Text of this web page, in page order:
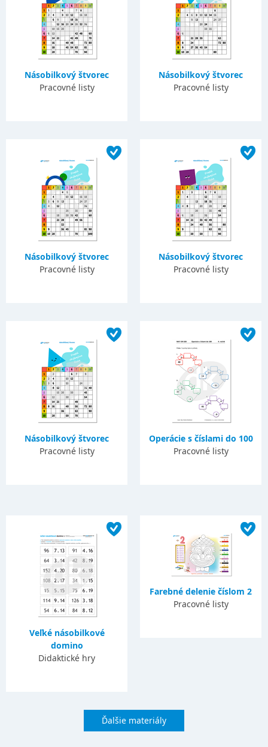
Násobilkový štvorec
Pracovné listy
Násobilkový štvorec
Pracovné listy
Násobilkový štvorec
Pracovné listy
Násobilkový štvorec
Pracovné listy
Násobilkový štvorec
Pracovné listy
Operácie s číslami do 100
Pracovné listy
Veľké násobilkové
domino
Didaktické hry
Farebné delenie číslom 2
Pracovné listy
Ďalšie materiály